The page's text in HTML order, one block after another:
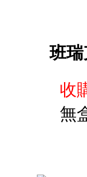
班
收
無